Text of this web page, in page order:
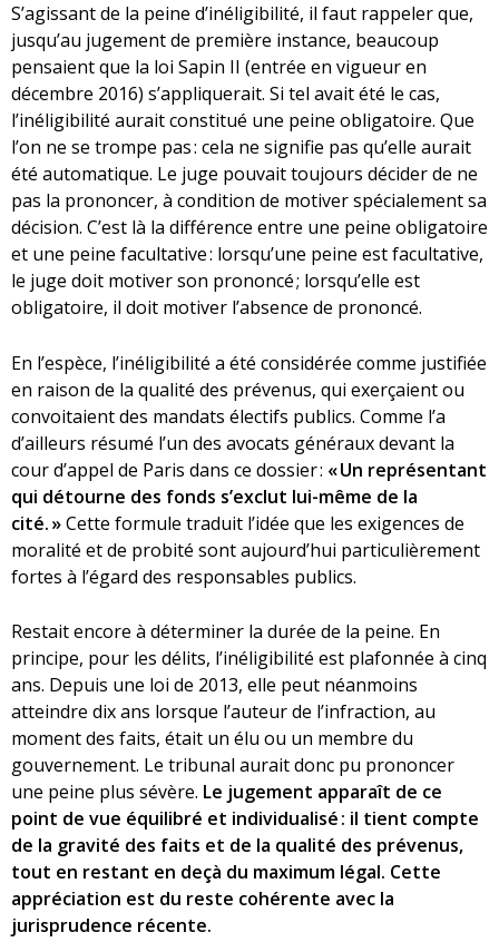
S’agissant de la peine d’inéligibilité, il faut rappeler que,
jusqu’au jugement de première instance, beaucoup
pensaient que la loi Sapin II (entrée en vigueur en
décembre 2016) s’appliquerait. Si tel avait été le cas,
l’inéligibilité aurait constitué une peine obligatoire. Que
l’on ne se trompe pas : cela ne signifie pas qu’elle aurait
été automatique. Le juge pouvait toujours décider de ne
pas la prononcer, à condition de motiver spécialement sa
décision. C’est là la différence entre une peine obligatoire
et une peine facultative : lorsqu’une peine est facultative,
le juge doit motiver son prononcé ; lorsqu’elle est
obligatoire, il doit motiver l’absence de prononcé.
En l’espèce, l’inéligibilité a été considérée comme justifiée
en raison de la qualité des prévenus, qui exerçaient ou
convoitaient des mandats électifs publics. Comme l’a
d’ailleurs résumé l’un des avocats généraux devant la
cour d’appel de Paris dans ce dossier : « Un représentant
qui détourne des fonds s’exclut lui-même de la
cité. »Cette formule traduit l’idée que les exigences de
moralité et de probité sont aujourd’hui particulièrement
fortes à l’égard des responsables publics.
Restait encore à déterminer la durée de la peine. En
principe, pour les délits, l’inéligibilité est plafonnée à cinq
ans. Depuis une loi de 2013, elle peut néanmoins
atteindre dix ans lorsque l’auteur de l’infraction, au
moment des faits, était un élu ou un membre du
gouvernement. Le tribunal aurait donc pu prononcer
une peine plus sévère. Le jugement apparaît de ce
point de vue équilibré et individualisé : il tient compte
de la gravité des faits et de la qualité des prévenus,
tout en restant en deçà du maximum légal. Cette
appréciation est du reste cohérente avec la
jurisprudence récente.